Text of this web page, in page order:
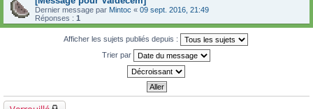
Dernier message par Mintoc « 09 sept. 2016, 21:49
Réponses : 1
Afficher les sujets publiés depuis :
Trier par